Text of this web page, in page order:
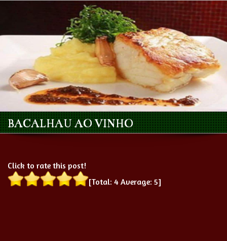
BACALHAU AO VINHO
Click to rate this post!
[Total: 4 Average: 5]